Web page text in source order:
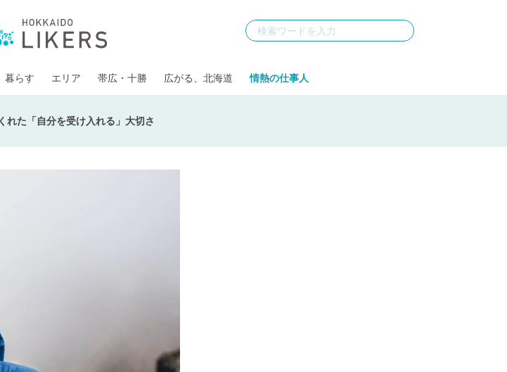
暮らす エリア 帯広・十勝 広がる、北海道 情熱の仕事人
れた「自分を受け入れる」大切さ